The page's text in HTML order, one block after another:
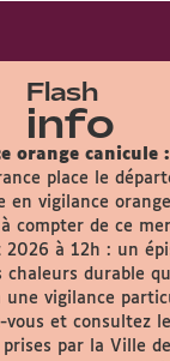
Flash
info
orange canicule :
place le
en vigilance orange
compter de ce
à 12h : un
chaleurs durable
une vigilance
vous et consultez
prises par la Ville de